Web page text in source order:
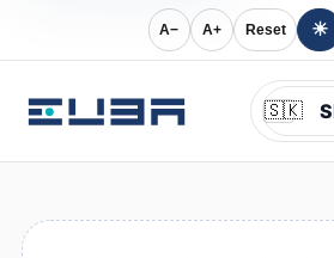
A− A+ Reset ☀
🇸🇰